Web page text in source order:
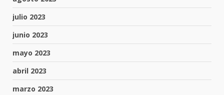
julio 2023
junio 2023
mayo 2023
abril 2023
marzo 2023